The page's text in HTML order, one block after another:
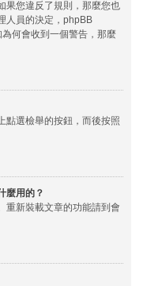
果您違反了規則，那麼您也
人員的決定，phpBB
何會收到一個警告，那麼
點選檢舉的按鈕，而後按照
麼用的？
重新裝載文章的功能請到會